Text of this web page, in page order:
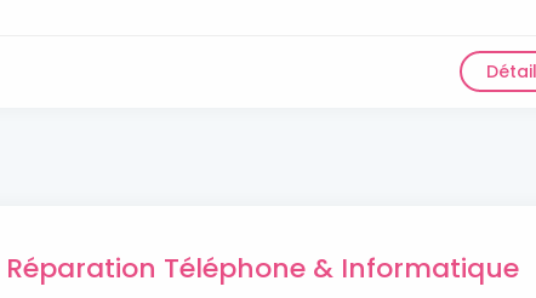
Réparation Téléphone & Informatique